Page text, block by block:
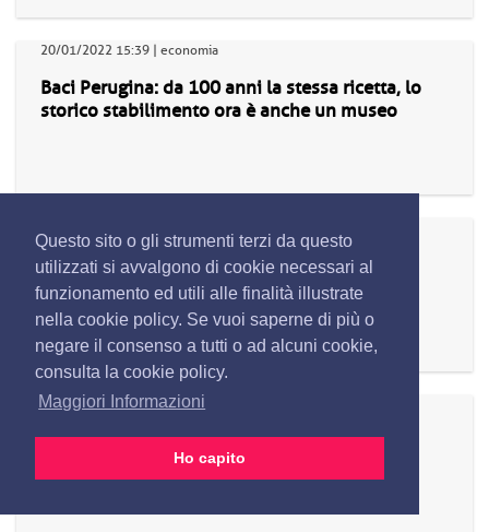
Questo sito o gli strumenti terzi da questo
utilizzati si avvalgono di cookie necessari al
funzionamento ed utili alle finalità illustrate
nella cookie policy. Se vuoi saperne di più o
negare il consenso a tutti o ad alcuni cookie,
consulta la cookie policy.
Maggiori Informazioni
Ho capito
20/01/2022 15:39 | economia
Baci Perugina: da 100 anni la stessa ricetta, lo
storico stabilimento ora è anche un museo
Quirinale: incontro tra Conte e Salvini
20/01/2022 15:24 | sport
Arriva 'Il Giro dei Venti', regata e corsa in bici
insieme per la prima volta